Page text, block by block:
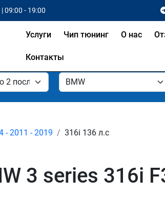
09:00 - 19:00
Услуги Чип тюнинг О нас
Контакты
- 2011 - 2019 316i 136 л.с
3 series 316i